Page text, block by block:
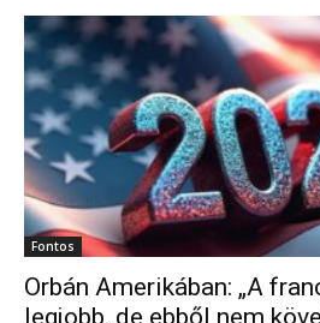
Fontos
Orbán Amerikában: „A